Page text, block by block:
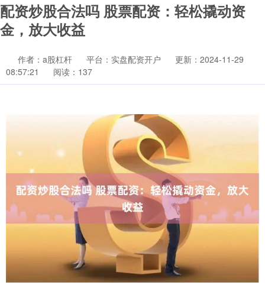
配资炒股合法吗 股票配资：轻松撬动资
金，放大收益
作者：a股杠杆 平台：实盘配资开户
更新：2024-11-29
08:57:21
阅读：137